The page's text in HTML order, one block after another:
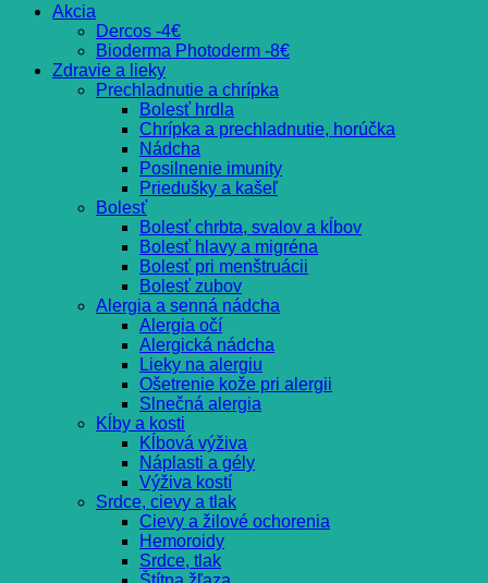
Akcia
Dercos -4€
Bioderma Photoderm -8€
Zdravie a lieky
Prechladnutie a chrípka
Bolesť hrdla
Chrípka a prechladnutie, horúčka
Nádcha
Posilnenie imunity
Priedušky a kašeľ
Bolesť
Bolesť chrbta, svalov a kĺbov
Bolesť hlavy a migréna
Bolesť pri menštruácii
Bolesť zubov
Alergia a senná nádcha
Alergia očí
Alergická nádcha
Lieky na alergiu
Ošetrenie kože pri alergii
Slnečná alergia
Kĺby a kosti
Kĺbová výživa
Náplasti a gély
Výživa kostí
Srdce, cievy a tlak
Cievy a žilové ochorenia
Hemoroidy
Srdce, tlak